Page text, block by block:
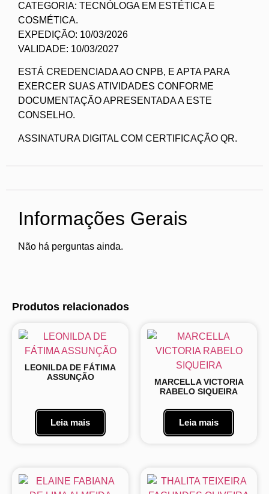
CATEGORIA: TECNÓLOGA EM ESTÉTICA E
COSMÉTICA.
EXPEDIÇÃO: 10/03/2026
VALIDADE: 10/03/2027
ESTÁ CREDENCIADA AO CNPB, E APTA PARA
EXERCER SUAS ATIVIDADES CONFORME
DOCUMENTAÇÃO APRESENTADA A ESTE
CONSELHO.
ASSINATURA DIGITAL COM CERTIFICAÇÃO QR.
Informações Gerais
Não há perguntas ainda.
Produtos relacionados
LEONILDA DE FÁTIMA
ASSUNÇÃO
Leia mais
MARCELLA VICTORIA
RABELO SIQUEIRA
Leia mais